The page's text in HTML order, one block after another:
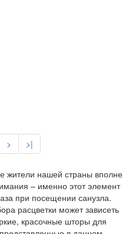
> >|
жители нашей страны вполне
– именно этот элемент
при посещении санузла.
расцветки может зависеть
красочные шторы для